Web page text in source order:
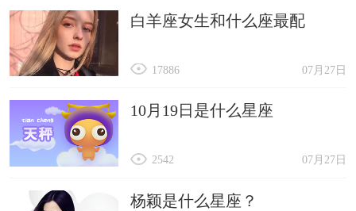
白羊座女生和什么座最配
07月27日
17886
10月19日是什么星座
07月27日
2542
杨颖是什么星座？